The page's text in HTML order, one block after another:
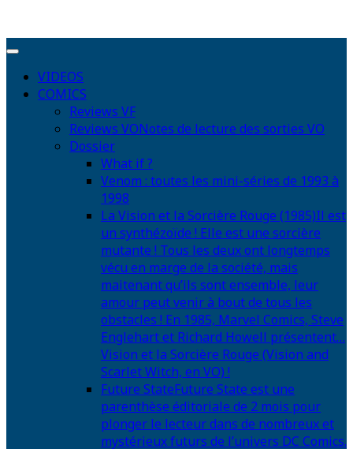
VIDEOS
COMICS
Reviews VF
Reviews VONotes de lecture des sorties VO
Dossier
What if ?
Venom : toutes les mini-séries de 1993 à
1998
La Vision et la Sorcière Rouge (1985)Il est
un synthézoïde ! Elle est une sorcière
mutante ! Tous les deux ont longtemps
vécu en marge de la société, mais
maitenant qu’ils sont ensemble, leur
amour peut venir à bout de tous les
obstacles ! En 1985, Marvel Comics, Steve
Englehart et Richard Howell présentent…
Vision et la Sorcière Rouge (Vision and
Scarlet Witch, en VO) !
Future StateFuture State est une
parenthèse éditoriale de 2 mois pour
plonger le lecteur dans de nombreux et
mystérieux futurs de l’univers DC Comics.